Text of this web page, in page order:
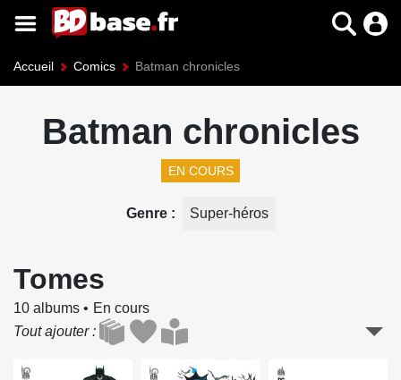
Accueil Comics Batman chronicles
Batman chronicles
EN COURS
Genre Super-héros
Tomes
10 albums
En cours
Tout ajouter